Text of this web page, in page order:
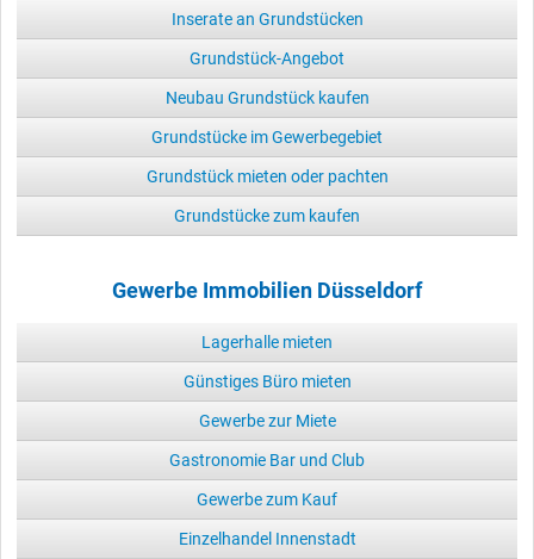
Inserate an Grundstücken
Grundstück-Angebot
Neubau Grundstück kaufen
Grundstücke im Gewerbegebiet
Grundstück mieten oder pachten
Grundstücke zum kaufen
Gewerbe Immobilien Düsseldorf
Lagerhalle mieten
Günstiges Büro mieten
Gewerbe zur Miete
Gastronomie Bar und Club
Gewerbe zum Kauf
Einzelhandel Innenstadt